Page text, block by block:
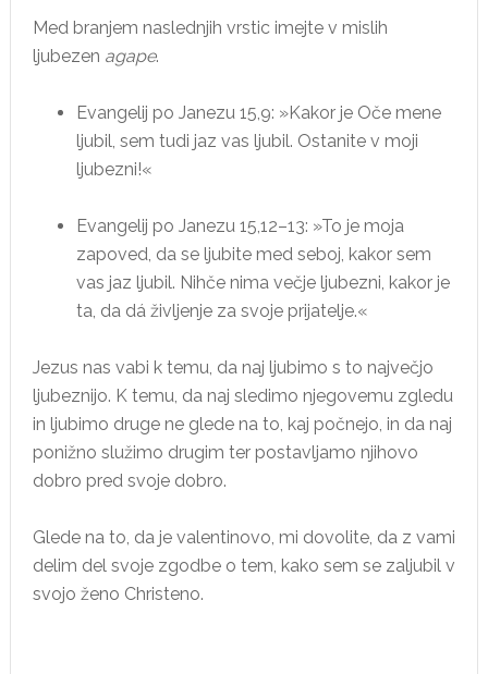
Med branjem naslednjih vrstic imejte v mislih
ljubezen agape.
Evangelij po Janezu 15,9: »Kakor je Oče mene
ljubil, sem tudi jaz vas ljubil. Ostanite v moji
ljubezni!«
Evangelij po Janezu 15,12–13: »To je moja
zapoved, da se ljubite med seboj, kakor sem
vas jaz ljubil. Nihče nima večje ljubezni, kakor je
ta, da dá življenje za svoje prijatelje.«
Jezus nas vabi k temu, da naj ljubimo s to največjo
ljubeznijo. K temu, da naj sledimo njegovemu zgledu
in ljubimo druge ne glede na to, kaj počnejo, in da naj
ponižno služimo drugim ter postavljamo njihovo
dobro pred svoje dobro.
Glede na to, da je valentinovo, mi dovolite, da z vami
delim del svoje zgodbe o tem, kako sem se zaljubil v
svojo ženo Christeno.